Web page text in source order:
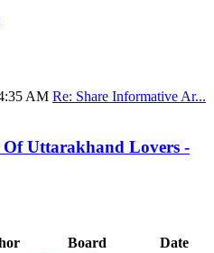
AM Re: Share Informative Ar...
Uttarakhand Lovers -
Board Date